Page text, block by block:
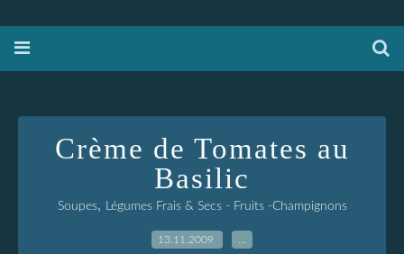
Crème de Tomates au
Basilic
Soupes, Légumes Frais & Secs - Fruits -Champignons
13.11.2009